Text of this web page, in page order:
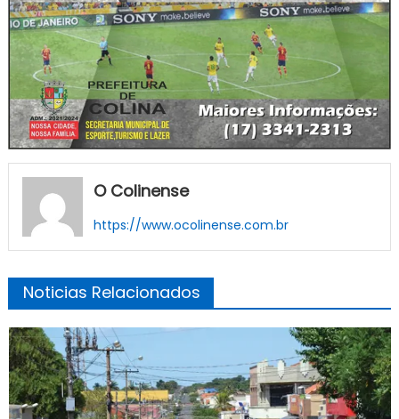
O Colinense
https://www.ocolinense.com.br
Noticias Relacionados